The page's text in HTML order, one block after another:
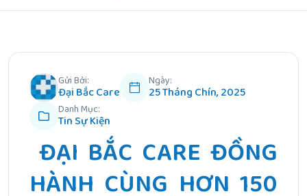
Gửi Bởi:
Đại Bắc Care
Ngày:
25 Tháng Chín, 2025
Danh Mục:
Tin Sự Kiện
ĐẠI BẮC CARE ĐỒNG
HÀNH CÙNG HƠN 150